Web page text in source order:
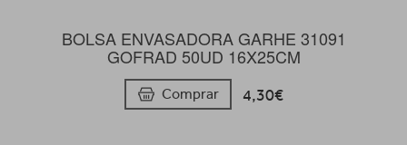
BOLSA ENVASADORA GARHE 31091
GOFRAD 50UD 16X25CM
Comprar 4,30€